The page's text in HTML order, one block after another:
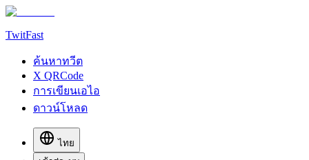
TwitFast
ค้นหาทวีต
X QRCode
การเขียนเอไอ
ดาวน์โหลด
ไทย